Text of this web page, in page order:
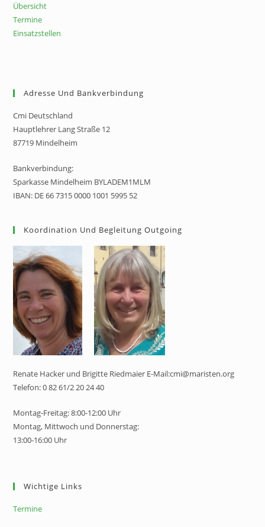
Übersicht
Termine
Einsatzstellen
Adresse Und Bankverbindung
Cmi Deutschland
Hauptlehrer Lang Straße 12
87719 Mindelheim
Bankverbindung:
Sparkasse Mindelheim BYLADEM1MLM
IBAN: DE 66 7315 0000 1001 5995 52
Koordination Und Begleitung Outgoing
Renate Hacker und Brigitte Riedmaier E-Mail:cmi@maristen.org
Telefon: 0 82 61/2 20 24 40
Montag-Freitag: 8:00-12:00 Uhr
Montag, Mittwoch und Donnerstag:
13:00-16:00 Uhr
Wichtige Links
Termine